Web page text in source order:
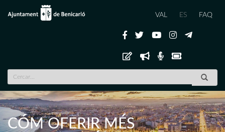
VAL ES FAQ
CÓM OFERIR MÉS